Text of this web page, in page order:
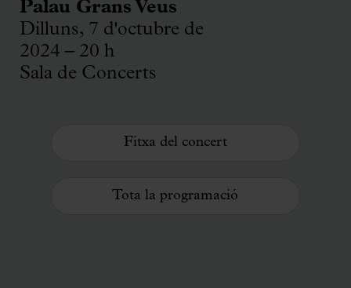
Palau Grans Veus
Dilluns, 7 d'octubre de
2024 – 20 h
Sala de Concerts
Fitxa del concert
Tota la programació